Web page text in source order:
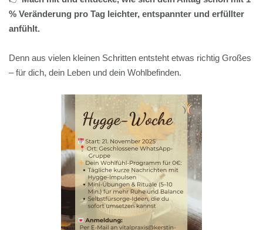
% Veränderung pro Tag leichter, entspannter und erfüllter
anfühlt.
Denn aus vielen kleinen Schritten entsteht etwas richtig Großes
– für dich, dein Leben und dein Wohlbefinden.